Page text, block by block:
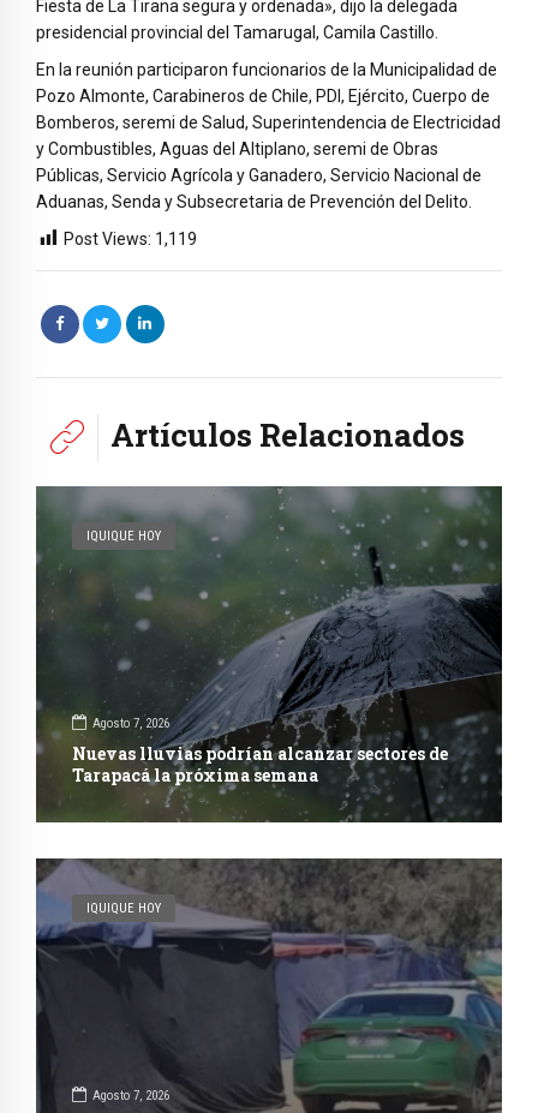
Fiesta de La Tirana segura y ordenada», dijo la delegada
presidencial provincial del Tamarugal, Camila Castillo.
En la reunión participaron funcionarios de la Municipalidad de
Pozo Almonte, Carabineros de Chile, PDI, Ejército, Cuerpo de
Bomberos, seremi de Salud, Superintendencia de Electricidad
y Combustibles, Aguas del Altiplano, seremi de Obras
Públicas, Servicio Agrícola y Ganadero, Servicio Nacional de
Aduanas, Senda y Subsecretaria de Prevención del Delito.
Post Views: 1,119
Artículos Relacionados
IQUIQUE HOY
Agosto 7, 2026
Nuevas lluvias podrían alcanzar sectores de
Tarapacá la próxima semana
IQUIQUE HOY
Agosto 7, 2026